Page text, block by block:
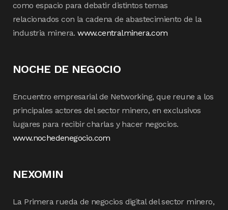
como espacio para debatir distintos temas
relacionados con la cadena de abastecimiento de la
industria minera.www.centralminera.com
NOCHE DE NEGOCIO
Encuentro empresarial de Networking, que reune a los
principales actores del sector minero, en exclusivos
lugares para recibir charlas y hacer negocios.
www.nochedenegocio.com
NEXOMIN
La Primera rueda de negocios digital del sector minero,